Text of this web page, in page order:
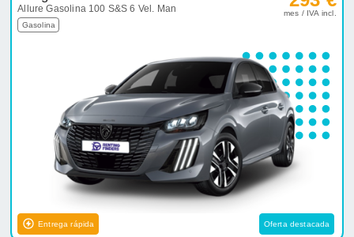
Allure Gasolina 100 S&S 6 Vel. Man
Gasolina
mes / IVA incl.
Entrega rápida Oferta destacada